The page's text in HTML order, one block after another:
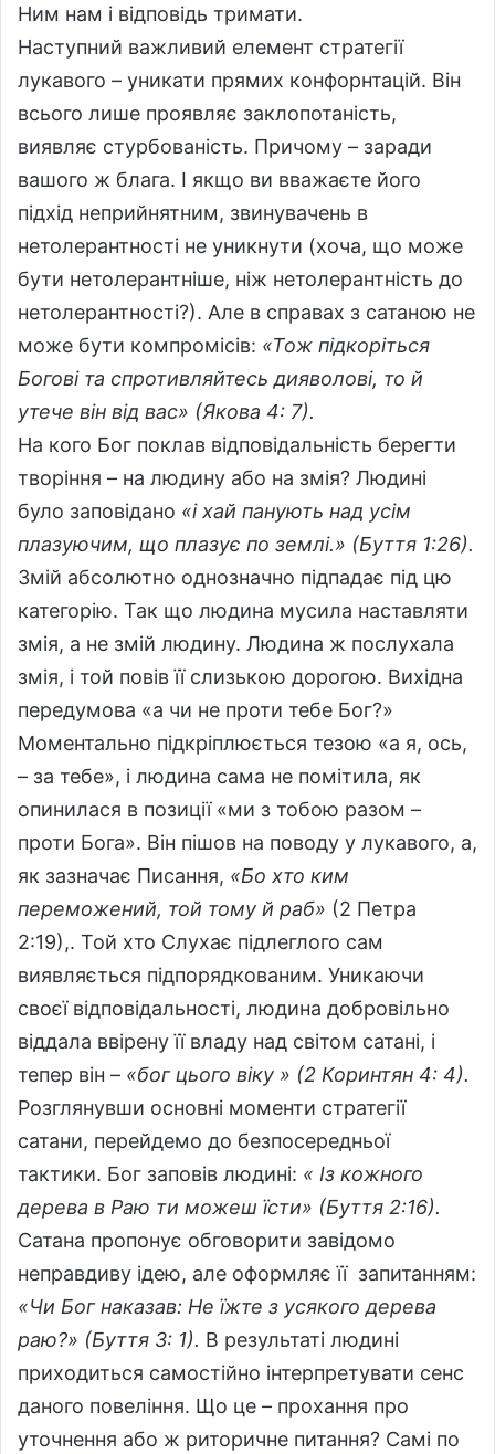
Ним нам і відповідь тримати.
Наступний важливий елемент стратегії
лукавого – уникати прямих конфорнтацій. Він
всього лише проявляє заклопотаність,
виявляє стурбованість. Причому – заради
вашого ж блага. І якщо ви вважаєте його
підхід неприйнятним, звинувачень в
нетолерантності не уникнути (хоча, що може
бути нетолерантніше, ніж нетолерантність до
нетолерантності?). Але в справах з сатаною не
може бути компромісів: «Тож підкоріться
Богові та спротивляйтесь дияволові, то й
утече він від вас» (Якова 4: 7).
На кого Бог поклав відповідальність берегти
творіння – на людину або на змія? Людині
було заповідано «і хай панують над усім
плазуючим, що плазує по землі.» (Буття 1:26).
Змій абсолютно однозначно підпадає під цю
категорію. Так що людина мусила наставляти
змія, а не змій людину. Людина ж послухала
змія, і той повів її слизькою дорогою. Вихідна
передумова «а чи не проти тебе Бог?»
Моментально підкріплюється тезою «а я, ось,
– за тебе», і людина сама не помітила, як
опинилася в позиції «ми з тобою разом –
проти Бога». Він пішов на поводу у лукавого, а,
як зазначає Писання, «Бо хто ким
переможений, той тому й раб» (2 Петра
2:19),. Той хто Слухає підлеглого сам
виявляється підпорядкованим. Уникаючи
своєї відповідальності, людина добровільно
віддала ввірену її владу над світом сатані, і
тепер він – «бог цього віку » (2 Коринтян 4: 4).
Розглянувши основні моменти стратегії
сатани, перейдемо до безпосередньої
тактики. Бог заповів людині: « Із кожного
дерева в Раю ти можеш їсти» (Буття 2:16).
Сатана пропонує обговорити завідомо
неправдиву ідею, але оформляє її запитанням:
«Чи Бог наказав: Не їжте з усякого дерева
раю?» (Буття 3: 1). В результаті людині
приходиться самостійно інтерпретувати сенс
даного повеління. Що це – прохання про
уточнення або ж риторичне питання? Самі по